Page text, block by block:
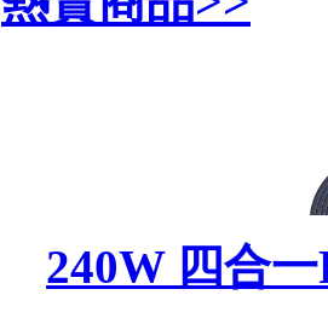
240W 四合